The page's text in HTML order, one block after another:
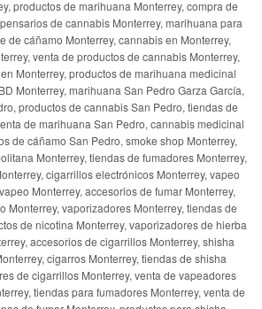
productos de marihuana Monterrey, compra de
de cannabis Monterrey, marihuana para
de cáñamo Monterrey, cannabis en Monterrey,
venta de productos de cannabis Monterrey,
Monterrey, productos de marihuana medicinal
Monterrey, marihuana San Pedro Garza García,
productos de cannabis San Pedro, tiendas de
de marihuana San Pedro, cannabis medicinal
de cáñamo San Pedro, smoke shop Monterrey,
Monterrey, tiendas de fumadores Monterrey,
cigarrillos electrónicos Monterrey, vapeo
Monterrey, accesorios de fumar Monterrey,
Monterrey, vaporizadores Monterrey, tiendas de
de nicotina Monterrey, vaporizadores de hierba
accesorios de cigarrillos Monterrey, shisha
cigarros Monterrey, tiendas de shisha
de cigarrillos Monterrey, venta de vapeadores
tiendas para fumadores Monterrey, venta de